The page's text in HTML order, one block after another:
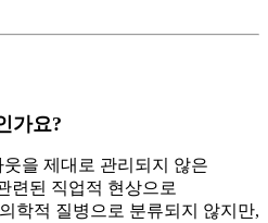
가요?
을 제대로 관리되지 않은
련된 직업적 현상으로
학적 질병으로 분류되지 않지만,